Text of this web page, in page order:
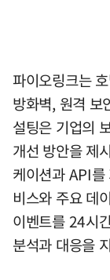
파이오링크는
방화벽, 원격 보
설팅은 기업의
개선 방안을 제
케이션과 API를
비스와 주요 데
이벤트를 24시
분석과 대응을